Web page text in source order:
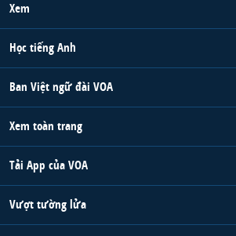
Xem
Học tiếng Anh
Ban Việt ngữ đài VOA
Xem toàn trang
Tải App của VOA
Vượt tường lửa